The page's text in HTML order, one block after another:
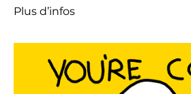
Plus d’infos